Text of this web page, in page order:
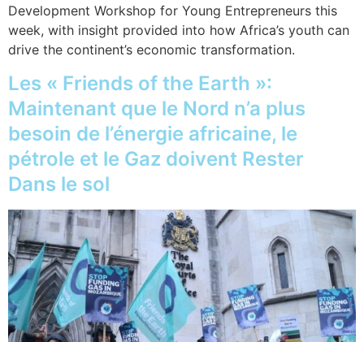
Development Workshop for Young Entrepreneurs this
week, with insight provided into how Africa’s youth can
drive the continent’s economic transformation.
Les « Friends of the Earth »:
Maintenant que le Nord n’a plus
besoin de l’énergie africaine, le
pétrole et le Gaz doivent Rester
Dans le sol